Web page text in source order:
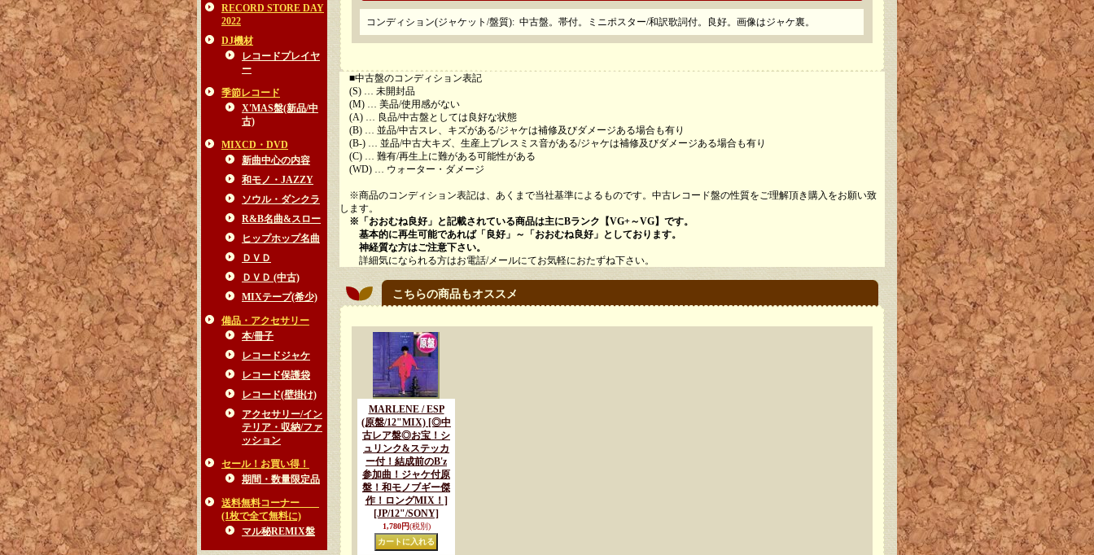
RECORD STORE DAY
2022
DJ機材
レコードプレイヤ
ー
季節レコード
X'MAS盤(新品/中
古)
MIXCD・DVD
新曲中心の内容
和モノ・JAZZY
ソウル・ダンクラ
R&B名曲&スロー
ヒップホップ名曲
ＤＶＤ
ＤＶＤ (中古)
MIXテープ(希少)
備品・アクセサリー
本/冊子
レコードジャケ
レコード保護袋
レコード(壁掛け)
アクセサリー/イン
テリア・収納/ファ
ッション
セール！お買い得！
期間・数量限定品
送料無料コーナー
(1枚で全て無料に)
マル秘REMIX盤
コンディション(ジャケット/盤質): 中古盤。帯付。ミニポスター/和訳歌詞付。良好。画像はジャケ裏。
■中古盤のコンディション表記
(S) … 未開封品
(M) … 美品/使用感がない
(A) … 良品/中古盤としては良好な状態
(B) … 並品/中古スレ、キズがある/ジャケは補修及びダメージある場合も有り
(B-) … 並品/中古大キズ、生産上プレスミス音がある/ジャケは補修及びダメージある場合も有り
(C) … 難有/再生上に難がある可能性がある
(WD) … ウォーター・ダメージ
※商品のコンディション表記は、あくまで当社基準によるものです。中古レコード盤の性質をご理解頂き購入をお願い致
します。
※「おおむね良好」と記載されている商品は主にBランク【VG+～VG】です。
基本的に再生可能であれば「良好」～「おおむね良好」としております。
神経質な方はご注意下さい。
詳細気になられる方はお電話/メールにてお気軽におたずね下さい。
こちらの商品もオススメ
MARLENE / ESP
(原盤/12"MIX) [◎中
古レア盤◎お宝！シ
ュリンク&ステッカ
ー付！結成前のB'z
参加曲！ジャケ付原
盤！和モノブギー傑
作！ロングMIX！]
[JP/12"/SONY]
1,780円(税別)